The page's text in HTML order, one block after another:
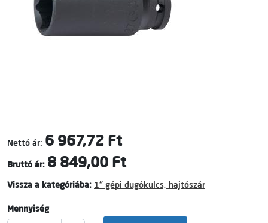
Nettó ár: 6 967,72 Ft
Bruttó ár: 8 849,00 Ft
Vissza a kategóriába: 1" gépi dugókulcs, hajtószár
Mennyiség